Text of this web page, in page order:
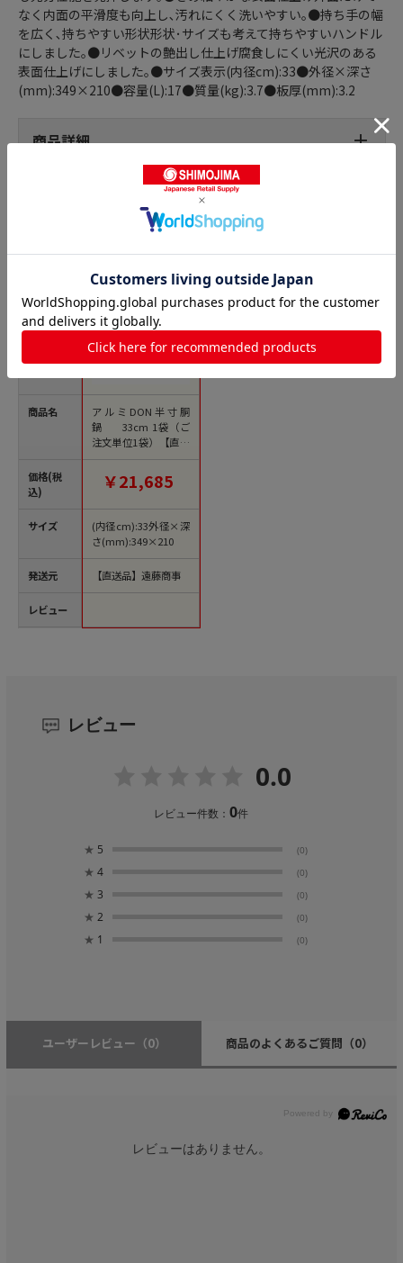
なく内面の平滑度も向上し､汚れにくく洗いやすい｡●持ち手の幅
を広く､持ちやすい形状形状･サイズも考えて持ちやすいハンドル
にしました｡●リベットの艶出し仕上げ腐食しにくい光沢のある
表面仕上げにしました｡●サイズ表示(内径cm):33●外径×深さ
(mm):349×210●容量(L):17●質量(kg):3.7●板厚(mm):3.2
商品詳細
半寸胴鍋の人気商品との比較
商品名
価格(税
込)
サイズ
発送元
レビュー
アルミDON半寸胴
鍋 33cm 1袋（ご
注文単位1袋）【直送
品】
￥21,685
(内径cm):33外径×深
さ(mm):349×210
【直送品】遠藤商事
レビュー
0.0
レビュー件数：0件
★ 5 (0)
★ 4 (0)
★ 3 (0)
★ 2 (0)
★ 1 (0)
ユーザーレビュー （0） 商品のよくあるご質問 （0）
レビューはありません。